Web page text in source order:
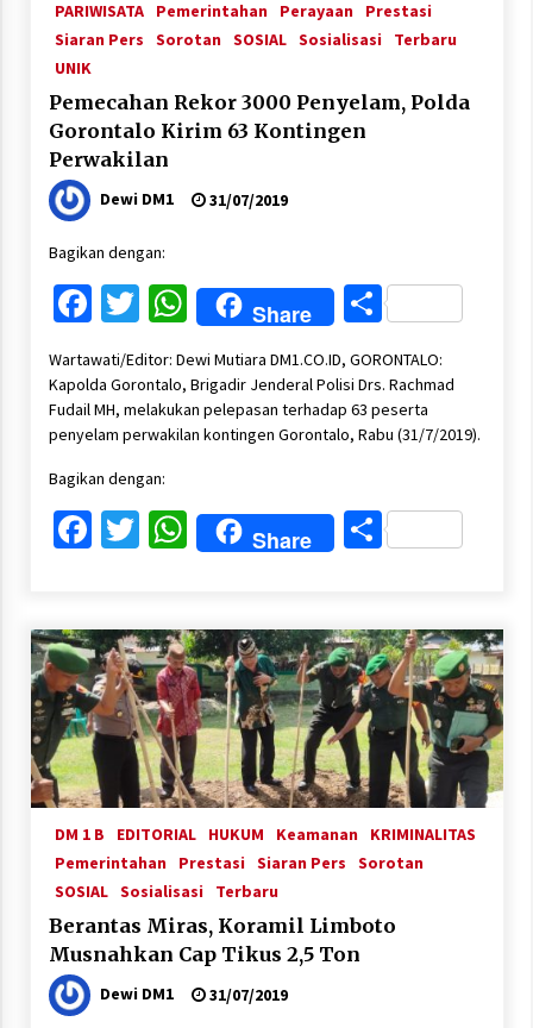
PARIWISATA Pemerintahan Perayaan
Prestasi
Siaran Pers
Sorotan SOSIAL Sosialisasi
Terbaru
UNIK
Pemecahan Rekor 3000 Penyelam, Polda
Gorontalo Kirim 63 Kontingen
Perwakilan
Dewi DM1 31/07/2019
Bagikan dengan:
Facebook
Twitter
WhatsApp
Share Share
Wartawati/Editor: Dewi Mutiara DM1.CO.ID, GORONTALO:
Kapolda Gorontalo, Brigadir Jenderal Polisi Drs. Rachmad
Fudail MH, melakukan pelepasan terhadap 63 peserta
penyelam perwakilan kontingen Gorontalo, Rabu (31/7/2019).
Bagikan dengan:
Facebook
Twitter
WhatsApp
Share Share
DM 1 B EDITORIAL HUKUM Keamanan
KRIMINALITAS
Pemerintahan
Prestasi Siaran Pers
Sorotan
SOSIAL Sosialisasi Terbaru
Berantas Miras, Koramil Limboto
Musnahkan Cap Tikus 2,5 Ton
Dewi DM1 31/07/2019